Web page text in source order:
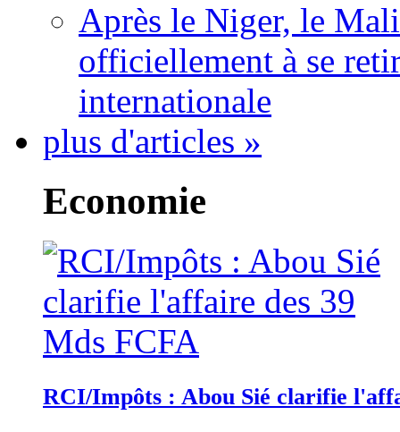
Après le Niger, le
officiellement à se
internationale
plus d'articles »
Economie
RCI/Impôts : Abou Sié clarifie